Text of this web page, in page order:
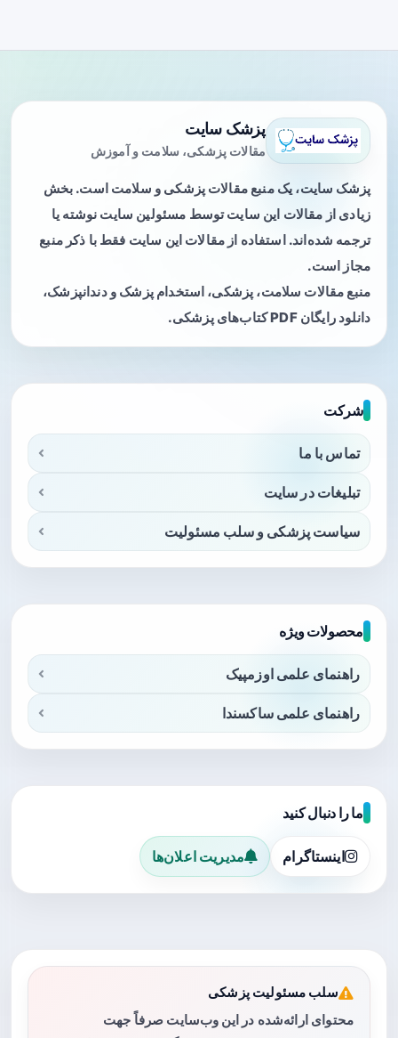
پزشک سایت
مقالات پزشکی، سلامت و آموزش
پزشک سایت، یک منبع مقالات پزشکی و سلامت است. بخش
زیادی از مقالات این سایت توسط مسئولین سایت نوشته یا
ترجمه شده‌اند. استفاده از مقالات این سایت فقط با ذکر منبع
مجاز است.
منبع مقالات سلامت، پزشکی، استخدام پزشک و دندانپزشک،
دانلود رایگان PDF کتاب‌های پزشکی.
شرکت
تماس با ما
تبلیغات در سایت
سیاست پزشکی و سلب مسئولیت
محصولات ویژه
راهنمای علمی اوزمپیک
راهنمای علمی ساکسندا
ما را دنبال کنید
اینستاگرام مدیریت اعلان‌ها
سلب مسئولیت پزشکی
محتوای ارائه‌شده در این وب‌سایت صرفاً جهت